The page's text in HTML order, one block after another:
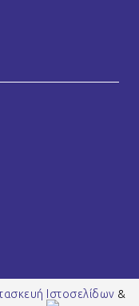
Ιστοσελίδων &